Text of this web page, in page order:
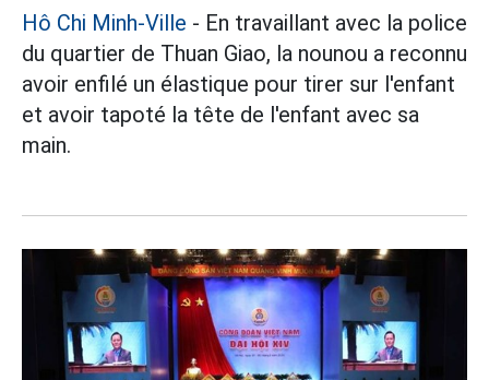
Hô Chi Minh-Ville - En travaillant avec la police
du quartier de Thuan Giao, la nounou a reconnu
avoir enfilé un élastique pour tirer sur l'enfant
et avoir tapoté la tête de l'enfant avec sa
main.